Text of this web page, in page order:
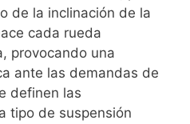
de la inclinación de la
cada rueda
provocando una
ante las demandas de
definen las
tipo de suspensión